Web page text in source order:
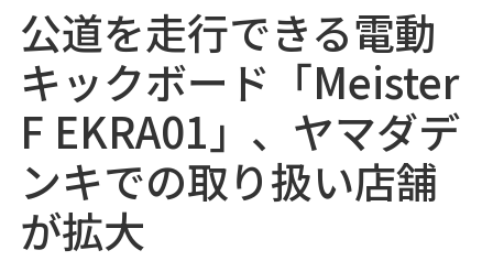
公道を走行できる電動
キックボード「Meister
F EKRA01」、ヤマダデ
ンキでの取り扱い店舗
が拡大